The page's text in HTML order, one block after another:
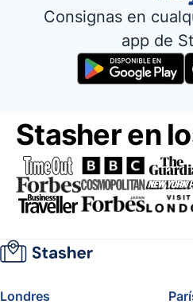
Consignas en
app de
Stasher en
Londres